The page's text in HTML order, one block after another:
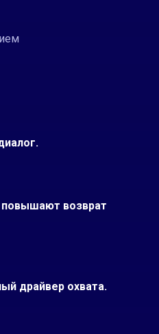
повышают возврат
драйвер охвата.